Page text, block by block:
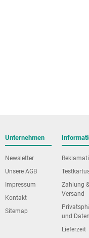
Unternehmen
Newsletter
Unsere AGB
Impressum
Kontakt
Sitemap
Zahlung &
Versand
und
Lieferzeit